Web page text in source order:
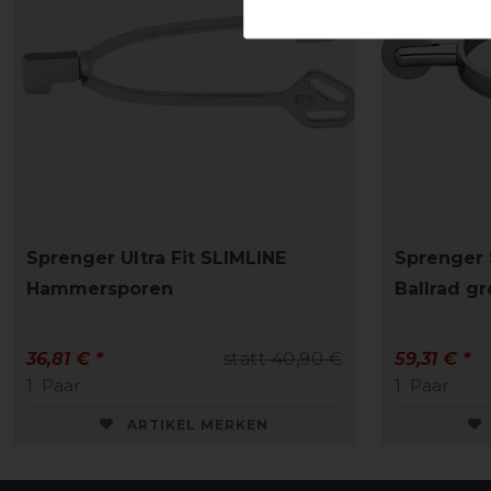
Sprenger Ultra Fit SLIMLINE
Hammersporen
statt 40,90 €
36,81 € *
1
Paar
ARTIKEL MERKEN
Sprenger
Ballrad
59,31 € *
1
Paar